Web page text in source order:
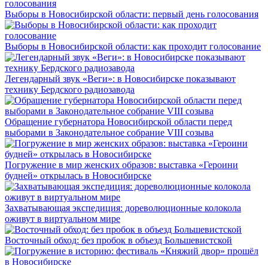
Выборы в Новосибирской области: первый день голосования
Выборы в Новосибирской области: как проходит голосование
Легендарный звук «Веги»: в Новосибирске показывают
технику Бердского радиозавода
Обращение губернатора Новосибирской области перед
выборами в Законодательное собрание VIII созыва
Погружение в мир женских образов: выставка «Героини
будней» открылась в Новосибирске
Захватывающая экспедиция: дореволюционные колокола
оживут в виртуальном мире
Восточный обход: без пробок в объезд Большевистской